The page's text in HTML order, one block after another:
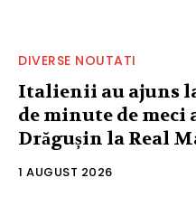
DIVERSE NOUTATI
Italienii au ajuns
de minute de meci
Drăgușin la Real
1 AUGUST 2026